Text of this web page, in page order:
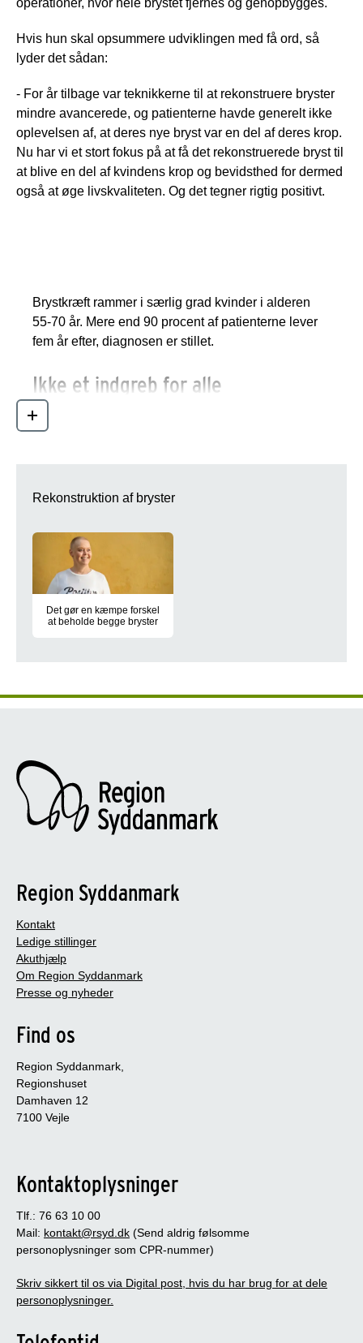
Hvis hun skal opsummere udviklingen med få ord, så
lyder det sådan:
- For år tilbage var teknikkerne til at rekonstruere bryster
mindre avancerede, og patienterne havde generelt ikke
oplevelsen af, at deres nye bryst var en del af deres krop.
Nu har vi et stort fokus på at få det rekonstruerede bryst til
at blive en del af kvindens krop og bevidsthed for dermed
også at øge livskvaliteten. Og det tegner rigtig positivt.
Brystkræft rammer i særlig grad kvinder i alderen
55-70 år. Mere end 90 procent af patienterne lever
fem år efter, diagnosen er stillet.
Ikke et indgreb for alle
Nogle patienter bliver ikke vurderet egnede til at få
tidligere blodpropper – ryger de, eller har de en høj
Læs mere
Rekonstruktion af bryster
Det gør en kæmpe forskel
at beholde begge bryster
Region Syddanmark
Kontakt
Ledige stillinger
Akuthjælp
Om Region Syddanmark
Presse og nyheder
Find os
Region Syddanmark,
Regionshuset
Damhaven 12
7100 Vejle
Kontaktoplysninger
Tlf.: 76 63 10 00
Mail: kontakt@rsyd.dk (Send aldrig følsomme
personoplysninger som CPR-nummer)
Skriv sikkert til os via Digital post, hvis du har brug for at dele
personoplysninger.